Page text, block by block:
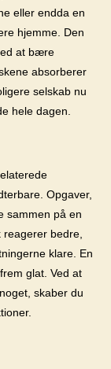
eller endda en
hjemme. Den
at bære
absorberer
selskab nu
hele dagen.
Opgaver,
sammen på en
bedre,
klare. En
glat. Ved at
skaber du